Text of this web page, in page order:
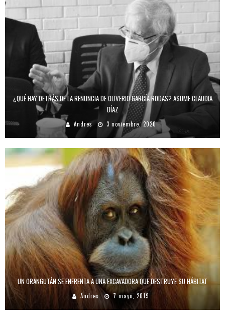
¿QUÉ HAY DETRÁS DE LA RENUNCIA DE OLIVERIO GARCÍA RODAS? ASUME CLAUDIA
DÍAZ
Andres 3 noviembre, 2020
UN ORANGUTÁN SE ENFRENTA A UNA EXCAVADORA QUE DESTRUYE SU HÁBITAT
Andres 7 mayo, 2019